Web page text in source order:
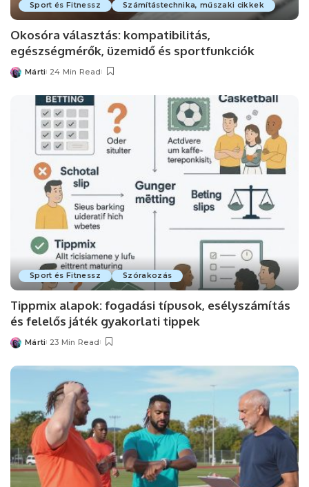
Sport és Fitnessz Számítástechnika, műszaki cikkek
Okosóra választás: kompatibilitás,
egészségmérők, üzemidő és sportfunkciók
Posted
Márti 24 Min Read
Sport és Fitnessz Szórakozás
Tippmix alapok: fogadási típusok, esélyszámítás
és felelős játék gyakorlati tippek
Posted
Márti 23 Min Read